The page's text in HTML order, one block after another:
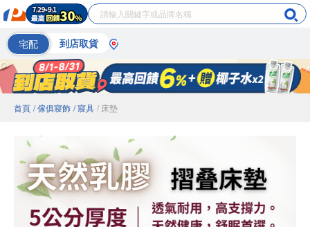
宅配 到店取貨
首頁 / 傢俱寢飾 / 寢具 / 床墊